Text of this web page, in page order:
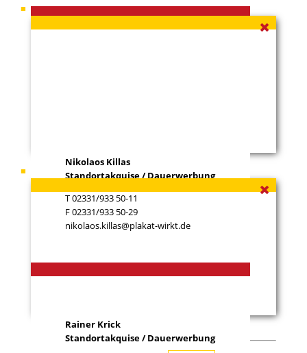
Ihr Ansprechpartner Nikolaos Killas
Nikolaos Killas
Standortakquise / Dauerwerbung
T 02331/933 50-11
F 02331/933 50-29
nikolaos.killas@plakat-wirkt.de
Ihr Ansprechpartner Rainer Krick
Rainer Krick
Standortakquise / Dauerwerbung